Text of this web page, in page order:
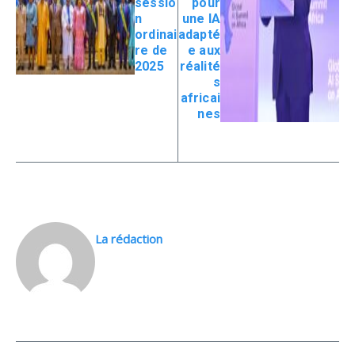
n
ordinai
re de
2025
une IA
adapté
e aux
réalité
s
africai
nes
La rédaction